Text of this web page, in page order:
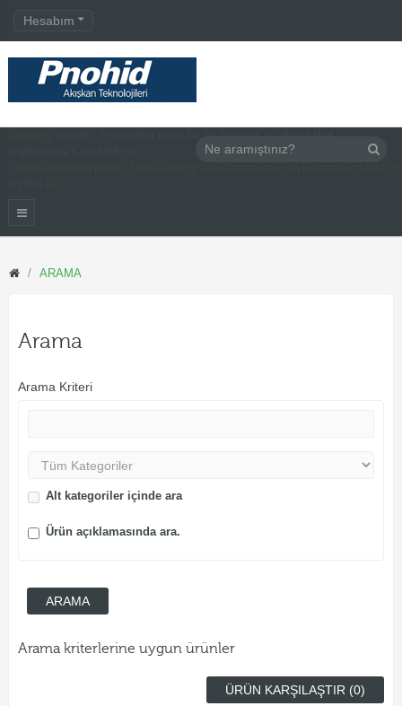
Hesabım
ARAMA
Arama
Arama Kriteri
Alt kategoriler içinde ara
Ürün açıklamasında ara.
Arama kriterlerine uygun ürünler
ÜRÜN KARŞILAŞTIR (0)